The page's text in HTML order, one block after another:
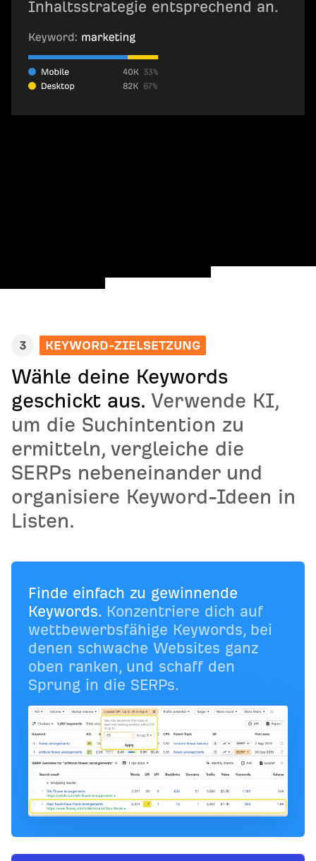
Inhaltsstrategie entsprechend an.
3 KEYWORD-ZIELSETZUNG
Wähle deine Keywords
geschickt aus. Verwende KI,
um die Suchintention zu
ermitteln, vergleiche die
SERPs nebeneinander und
organisiere Keyword-Ideen in
Listen.
Finde einfach zu gewinnende
Keywords. Konzentriere dich auf
wettbewerbsfähige Keywords, bei
denen schwache Websites ganz
oben ranken, und schaff den
Sprung in die SERPs.